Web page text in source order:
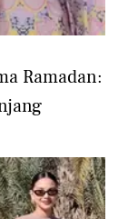
Ramadan: